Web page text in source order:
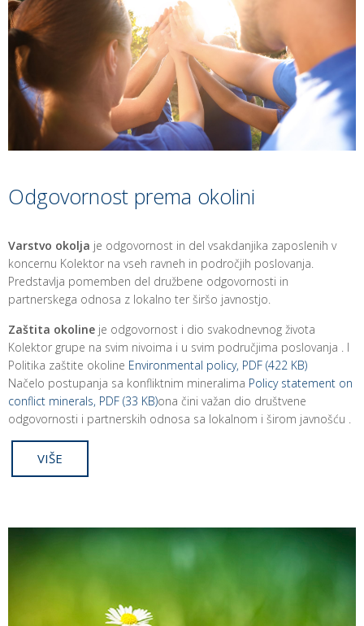
Odgovornost prema okolini
Varstvo okolja je odgovornost in del vsakdanjika zaposlenih v
koncernu Kolektor na vseh ravneh in področjih poslovanja.
Predstavlja pomemben del družbene odgovornosti in
partnerskega odnosa z lokalno ter širšo javnostjo.
Zaštita okoline je odgovornost i dio svakodnevnog života
Kolektor grupe na svim nivoima i u svim područjima poslovanja . I
Politika zaštite okoline Environmental policy, PDF (422 KB)
Načelo postupanja sa konfliktnim mineralima Policy statement on
conflict minerals, PDF (33 KB)ona čini važan dio društvene
odgovornosti i partnerskih odnosa sa lokalnom i širom javnošću .
VIŠE